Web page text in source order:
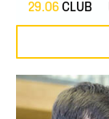
29.06 CLUB